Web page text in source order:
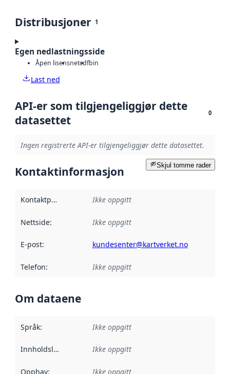
Distribusjoner 1
Egen nedlastningsside
Åpen lisensnetcdfbin
Last ned
API-er som tilgjengeliggjør dette
datasettet
0
Ingen registrerte API-er tilgjengeliggjør dette datasettet.
Skjul tomme rader
Kontaktinformasjon
Kontaktpunkt Ikke oppgitt
Nettside: Ikke oppgitt
E-post: kundesenter@kartverket.no
Telefon: Ikke oppgitt
Om dataene
Språk: Ikke oppgitt
Innholdsleverandører :
Ikke oppgitt
Opphav: Ikke oppgitt